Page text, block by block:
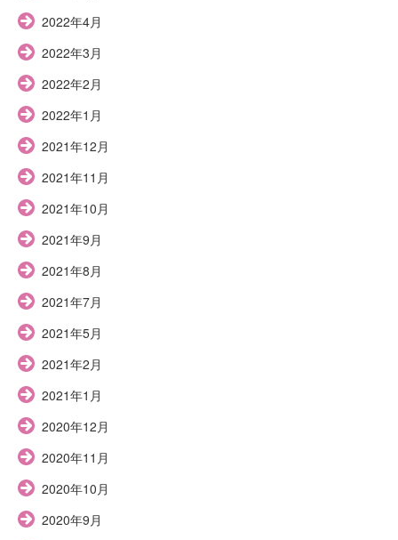
2022年4月
2022年3月
2022年2月
2022年1月
2021年12月
2021年11月
2021年10月
2021年9月
2021年8月
2021年7月
2021年5月
2021年2月
2021年1月
2020年12月
2020年11月
2020年10月
2020年9月